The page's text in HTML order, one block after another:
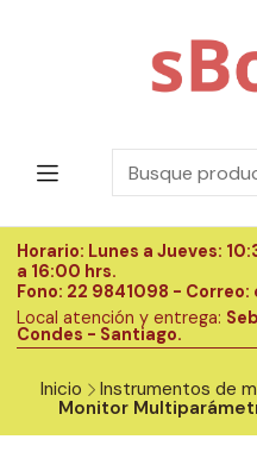
Horario: Lunes a Jueves:
a 16:00 hrs.
Fono: 22 9841098 -
Local atención y entrega:
Condes - Santiago.
Inicio Instrumentos de
Monitor